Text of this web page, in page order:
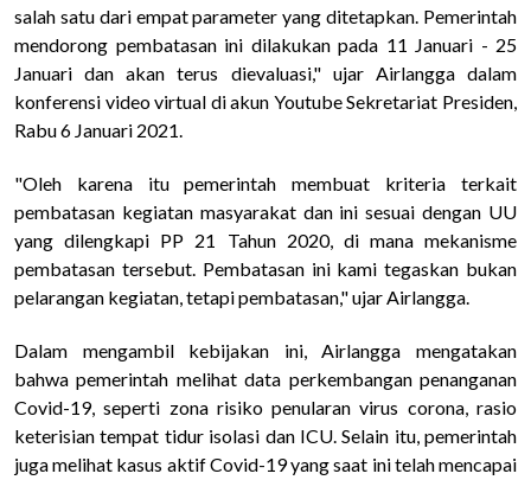
salah satu dari empat parameter yang ditetapkan. Pemerintah
mendorong pembatasan ini dilakukan pada 11 Januari - 25
Januari dan akan terus dievaluasi," ujar Airlangga dalam
konferensi video virtual di akun Youtube Sekretariat Presiden,
Rabu 6 Januari 2021.
"Oleh karena itu pemerintah membuat kriteria terkait
pembatasan kegiatan masyarakat dan ini sesuai dengan UU
yang dilengkapi PP 21 Tahun 2020, di mana mekanisme
pembatasan tersebut. Pembatasan ini kami tegaskan bukan
pelarangan kegiatan, tetapi pembatasan," ujar Airlangga.
Dalam mengambil kebijakan ini, Airlangga mengatakan
bahwa pemerintah melihat data perkembangan penanganan
Covid-19, seperti zona risiko penularan virus corona, rasio
keterisian tempat tidur isolasi dan ICU. Selain itu, pemerintah
juga melihat kasus aktif Covid-19 yang saat ini telah mencapai